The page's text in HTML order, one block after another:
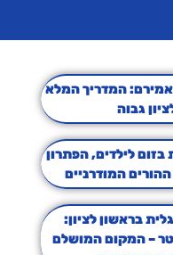
המדריך המלא
גבוה
בזום לילדים, הפתרון
המודרניים
בראשון לציון:
– המקום המושלם